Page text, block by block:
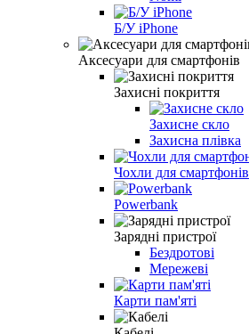
Б/У iPhone
Аксесуари для смартфонів
Захисні покриття
Захисне скло
Захисна плівка
Чохли для смартфонів
Powerbank
Зарядні пристрої
Бездротові
Мережеві
Карти пам'яті